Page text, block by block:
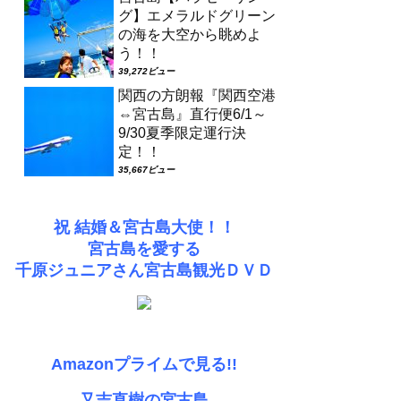
グ】エメラルドグリーン
の海を大空から眺めよ
う！！
39,272ビュー
関西の方朗報『関西空港
⇔宮古島』直行便6/1～
9/30夏季限定運行決
定！！
35,667ビュー
祝 結婚＆宮古島大使！！
宮古島を愛する
千原ジュニアさん宮古島観光ＤＶＤ
Amazonプライムで見る!!